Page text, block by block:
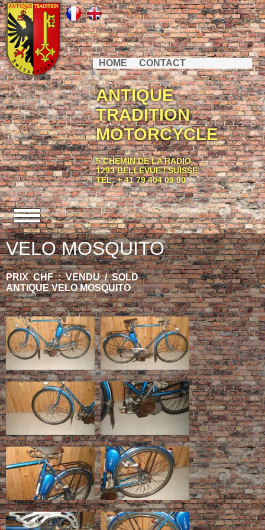
HOME CONTACT
ANTIQUE
TRADITION
MOTORCYCLE
5 CHEMIN DE LA RADIO
1293 BELLEVUE / SUISSE
TEL: + 41 79 404 09 90
VELO MOSQUITO
PRIX CHF : VENDU / SOLD
ANTIQUE VELO MOSQUITO